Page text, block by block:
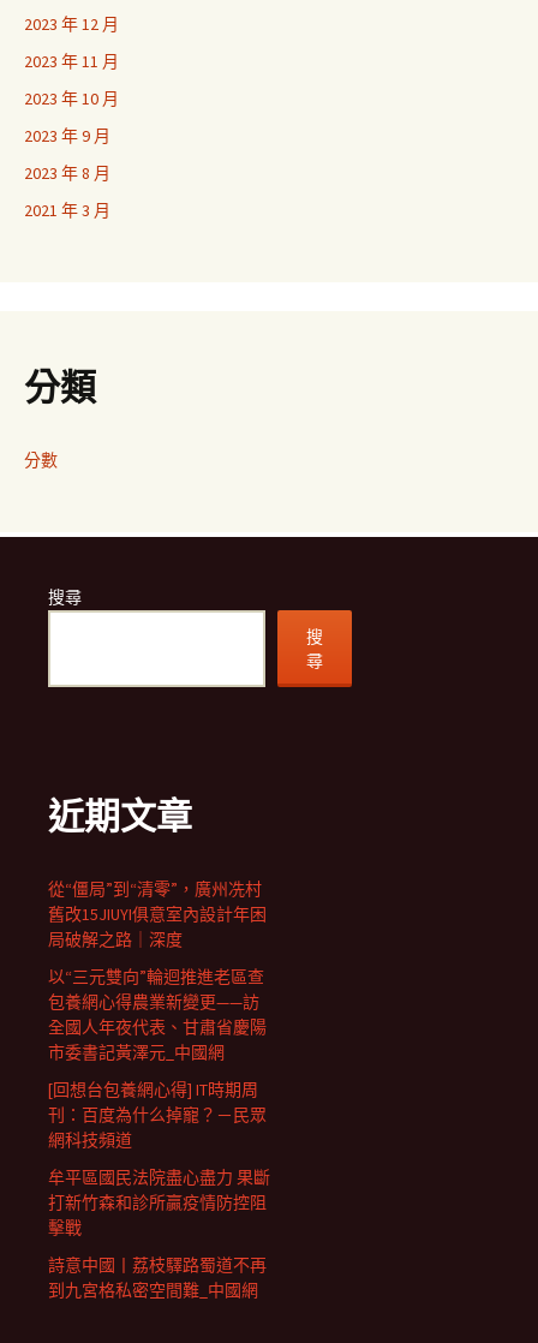
2023 年 12 月
2023 年 11 月
2023 年 10 月
2023 年 9 月
2023 年 8 月
2021 年 3 月
分類
分數
搜尋
搜
尋
近期文章
從“僵局”到“清零”，廣州冼村
舊改15JIUYI俱意室內設計年困
局破解之路｜深度
以“三元雙向”輪迴推進老區查
包養網心得農業新變更——訪
全國人年夜代表、甘肅省慶陽
市委書記黃澤元_中國網
[回想台包養網心得] IT時期周
刊：百度為什么掉寵？－民眾
網科技頻道
牟平區國民法院盡心盡力 果斷
打新竹森和診所贏疫情防控阻
擊戰
詩意中國丨荔枝驛路蜀道不再
到九宮格私密空間難_中國網